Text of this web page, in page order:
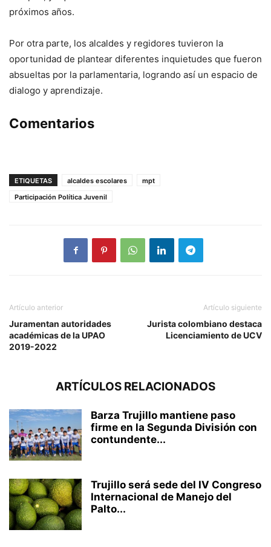
próximos años.
Por otra parte, los alcaldes y regidores tuvieron la
oportunidad de plantear diferentes inquietudes que fueron
absueltas por la parlamentaria, logrando así un espacio de
dialogo y aprendizaje.
Comentarios
ETIQUETAS alcaldes escolares
mpt
Participación Política Juvenil
Artículo anterior
Juramentan autoridades
académicas de la UPAO
2019-2022
Artículo siguiente
Jurista colombiano destaca
Licenciamiento de UCV
ARTÍCULOS RELACIONADOS
Barza Trujillo mantiene paso
firme en la Segunda División con
contundente...
Trujillo será sede del IV Congreso
Internacional de Manejo del
Palto...